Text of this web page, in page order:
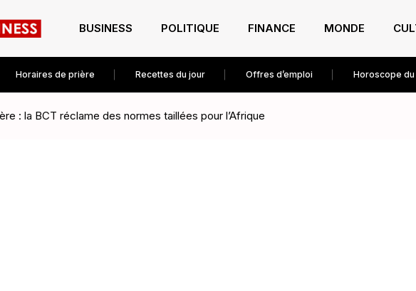
BUSINESS POLITIQUE FINANCE MONDE
Horaires de prière Recettes du jour Offres d’emploi Horoscope
: la BCT réclame des normes taillées pour l’Afrique